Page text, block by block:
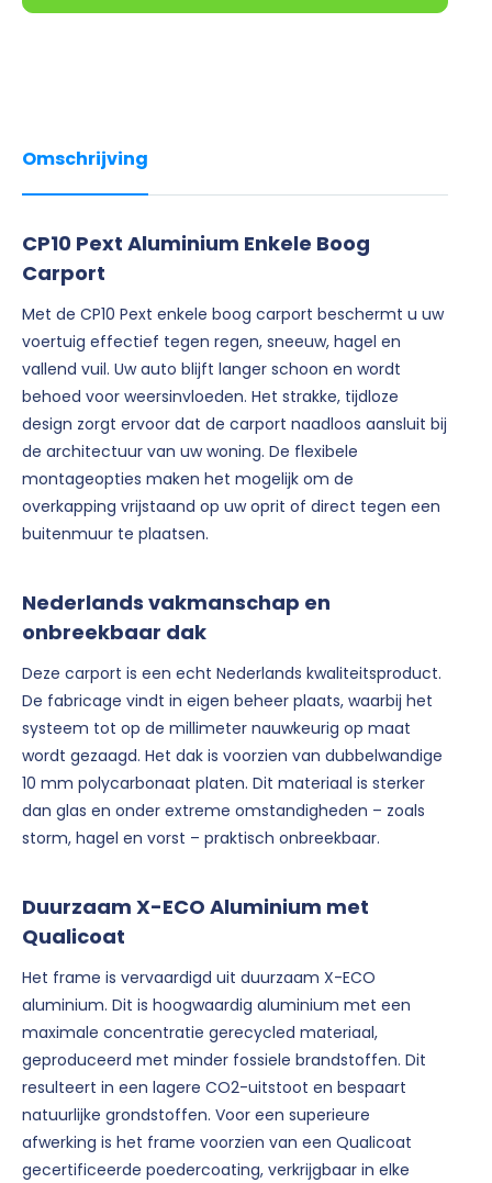
Omschrijving
CP10 Pext Aluminium Enkele Boog
Carport
Met de CP10 Pext enkele boog carport beschermt u uw
voertuig effectief tegen regen, sneeuw, hagel en
vallend vuil. Uw auto blijft langer schoon en wordt
behoed voor weersinvloeden. Het strakke, tijdloze
design zorgt ervoor dat de carport naadloos aansluit bij
de architectuur van uw woning. De flexibele
montageopties maken het mogelijk om de
overkapping vrijstaand op uw oprit of direct tegen een
buitenmuur te plaatsen.
Nederlands vakmanschap en
onbreekbaar dak
Deze carport is een echt Nederlands kwaliteitsproduct.
De fabricage vindt in eigen beheer plaats, waarbij het
systeem tot op de millimeter nauwkeurig op maat
wordt gezaagd. Het dak is voorzien van dubbelwandige
10 mm polycarbonaat platen. Dit materiaal is sterker
dan glas en onder extreme omstandigheden – zoals
storm, hagel en vorst – praktisch onbreekbaar.
Duurzaam X-ECO Aluminium met
Qualicoat
Het frame is vervaardigd uit duurzaam X-ECO
aluminium. Dit is hoogwaardig aluminium met een
maximale concentratie gerecycled materiaal,
geproduceerd met minder fossiele brandstoffen. Dit
resulteert in een lagere CO2-uitstoot en bespaart
natuurlijke grondstoffen. Voor een superieure
afwerking is het frame voorzien van een Qualicoat
gecertificeerde poedercoating, verkrijgbaar in elke